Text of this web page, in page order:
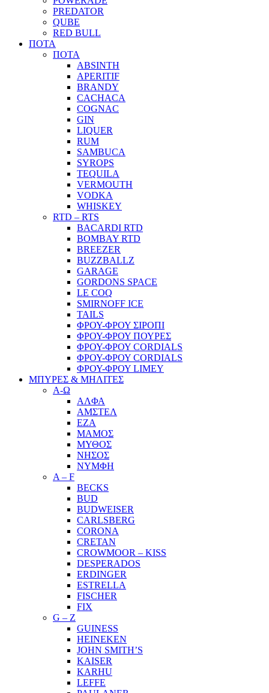
PREDATOR
QUBE
RED BULL
ΠΟΤΑ
ΠΟΤΑ
ABSINTH
APERITIF
BRANDY
CACHACA
COGNAC
GIN
LIQUER
RUM
SAMBUCA
SYROPS
TEQUILA
VERMOUTH
VODKA
WHISKEY
RTD – RTS
BACARDI RTD
BOMBAY RTD
BREEZER
BUZZBALLZ
GARAGE
GORDONS SPACE
LE COQ
SMIRNOFF ICE
TAILS
ΦΡΟΥ-ΦΡΟΥ ΣΙΡΟΠΙ
ΦΡΟΥ-ΦΡΟΥ ΠΟΥΡΕΣ
ΦΡΟΥ-ΦΡΟΥ CORDIALS
ΦΡΟΥ-ΦΡΟΥ CORDIALS
ΦΡΟΥ-ΦΡΟΥ LIMEY
ΜΠΥΡΕΣ & ΜΗΛΙΤΕΣ
Α-Ω
ΑΛΦΑ
ΑΜΣΤΕΛ
ΕΖΑ
ΜΑΜΟΣ
ΜΥΘΟΣ
ΝΗΣΟΣ
ΝΥΜΦΗ
A – F
BECKS
BUD
BUDWEISER
CARLSBERG
CORONA
CRETAN
CROWMOOR – KISS
DESPERADOS
ERDINGER
ESTRELLA
FISCHER
FIX
G – Z
GUINESS
HEINEKEN
JOHN SMITH’S
KAISER
KARHU
LEFFE